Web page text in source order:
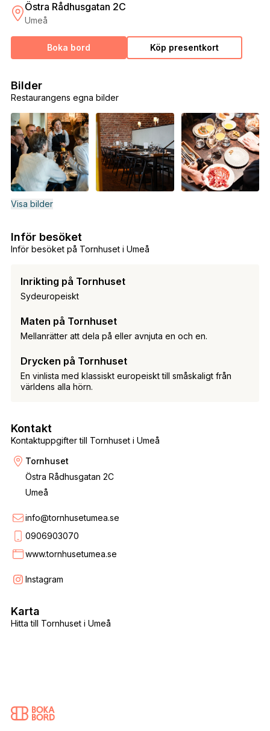
Östra Rådhusgatan 2C
Umeå
Boka bord Köp presentkort
Restaurangens egna bilder
Bilder
Visa bilder
Inför besöket på Tornhuset i Umeå
Inför besöket
Inrikting på Tornhuset
Sydeuropeiskt
Maten på Tornhuset
Mellanrätter att dela på eller avnjuta en och en.
Drycken på Tornhuset
En vinlista med klassiskt europeiskt till småskaligt från
världens alla hörn.
Kontaktuppgifter till Tornhuset i Umeå
Kontakt
Tornhuset
Östra Rådhusgatan 2C
Umeå
info@tornhusetumea.se
0906903070
www.tornhusetumea.se
Instagram
Hitta till Tornhuset i Umeå
Karta